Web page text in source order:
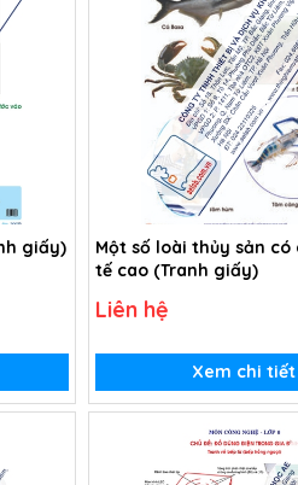
giấy)
Một số loài thủy sản
tế cao (Tranh giấy)
Liên hệ
Xem chi tiết